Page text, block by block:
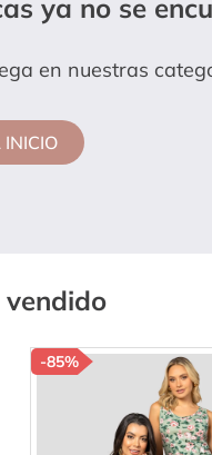
ya no se
en nuestras
INICIO
-85%